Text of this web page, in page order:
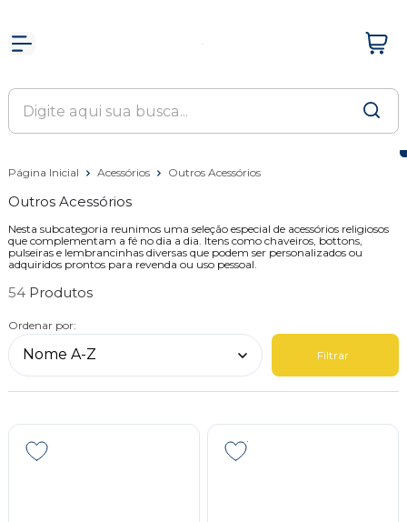
Página Inicial Acessórios Outros Acessórios
Outros Acessórios
Nesta subcategoria reunimos uma seleção especial de acessórios religiosos
que complementam a fé no dia a dia. Itens como chaveiros, bottons,
pulseiras e lembrancinhas diversas que podem ser personalizados ou
adquiridos prontos para revenda ou uso pessoal.
54
Ordenar por:
Filtrar